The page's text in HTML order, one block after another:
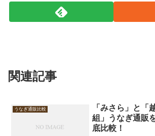
関連記事
うなぎ通販比較
「みさら」と「
組」うなぎ通販
底比較！